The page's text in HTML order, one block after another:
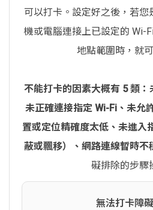
可以打卡。設定好之後，若
機或電腦連接上已設定的 Wi-
地點範圍時，就
不能打卡的因素大概有 5 類
未正確連接指定 Wi-Fi、未允
置或定位精確度太低、未進入
蔽或飄移）、網路連線暫時不
礙排除的步驟
無法打卡障